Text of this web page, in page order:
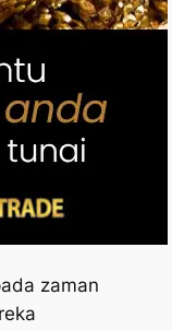
zaman